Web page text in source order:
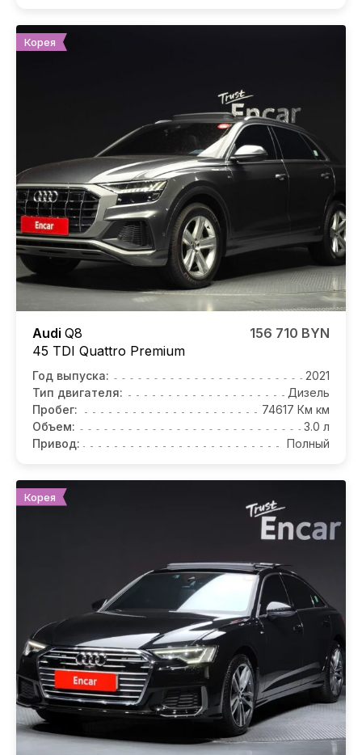
Корея
Audi Q8
45 TDI Quattro Premium
156 710 BYN
Год выпуска:
2021
Тип двигателя:
Дизель
Пробег:
74617 Км км
Объем:
3.0 л
Привод:
Полный
Корея